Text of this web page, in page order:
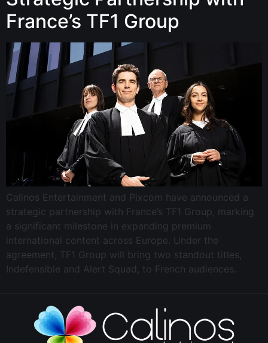
France’s TF1 Group
Calinos Entertainment and Pixcom have announced a
strategic partnership with France’s TF1 Group, marking
a significant milestone in expanding premium
international content across Europe. Under the
agreement, TF1 Group will bring two standout titles,
Indefensible and Alert Squad, to French audiences.